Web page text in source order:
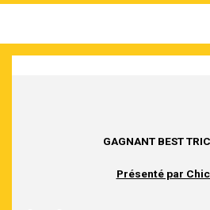
GAGNANT BEST
Présenté par